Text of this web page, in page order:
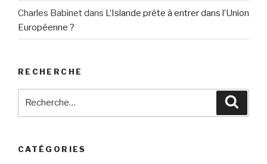
Charles Babinetdans L’Islande prête à entrer dans l’Union
Européenne ?
RECHERCHE
CATÉGORIES